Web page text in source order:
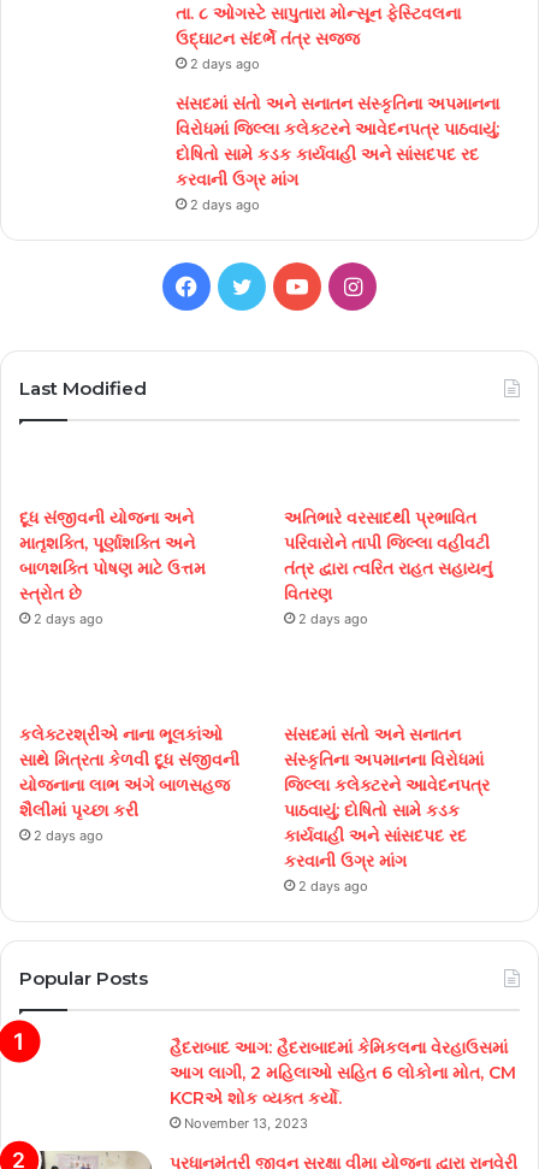
તા. ૮ ઓગસ્ટે સાપુતારા મોન્સૂન ફેસ્ટિવલના
ઉદ્ઘાટન સંદર્ભે તંત્ર સજ્જ
2 days ago
સંસદમાં સંતો અને સનાતન સંસ્કૃતિના અપમાનના
વિરોધમાં જિલ્લા કલેક્ટરને આવેદનપત્ર પાઠવાયું;
દોષિતો સામે કડક કાર્યવાહી અને સાંસદપદ રદ
કરવાની ઉગ્ર માંગ
2 days ago
Facebook
TwitterYouTubeInstagram
Last Modified
દૂધ સંજીવની યોજના અને
માતૃશક્તિ, પૂર્ણાશક્તિ અને
બાળશક્તિ પોષણ માટે ઉત્તમ
સ્ત્રોત છે
2 days ago
અતિભારે વરસાદથી પ્રભાવિત
પરિવારોને તાપી જિલ્લા વહીવટી
તંત્ર દ્વારા ત્વરિત રાહત સહાયનું
વિતરણ
2 days ago
કલેક્ટરશ્રીએ નાના ભૂલકાંઓ
સાથે મિત્રતા કેળવી દૂધ સંજીવની
યોજનાના લાભ અંગે બાળસહજ
શૈલીમાં પૃચ્છા કરી
2 days ago
સંસદમાં સંતો અને સનાતન
સંસ્કૃતિના અપમાનના વિરોધમાં
જિલ્લા કલેક્ટરને આવેદનપત્ર
પાઠવાયું; દોષિતો સામે કડક
કાર્યવાહી અને સાંસદપદ રદ
કરવાની ઉગ્ર માંગ
2 days ago
Popular Posts
હૈદરાબાદ આગ: હૈદરાબાદમાં કેમિકલના વેરહાઉસમાં
આગ લાગી, 2 મહિલાઓ સહિત 6 લોકોના મોત, CM
KCRએ શોક વ્યક્ત કર્યો.
November 13, 2023
પ્રધાનમંત્રી જીવન સુરક્ષા વીમા યોજના દ્વારા રાનવેરી